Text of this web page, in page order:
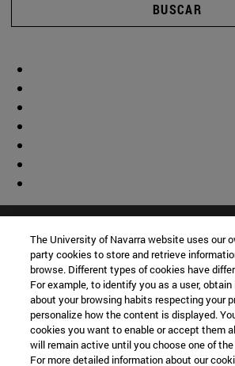
BUSCAR
The University of Navarra website uses our
party cookies to store and retrieve
browse. Different types of cookies have
For example, to identify you as a user,
about your browsing habits respecting your
personalize how the content is displayed.
cookies you want to enable or accept them
will remain active until you choose one of
For more detailed information about our